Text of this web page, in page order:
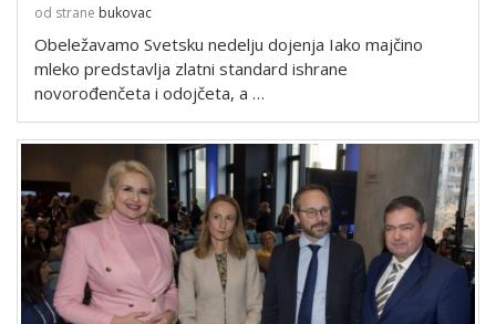
od strane bukovac
Obeležavamo Svetsku nedelju dojenja Iako majčino
mleko predstavlja zlatni standard ishrane
novorođenčeta i odojčeta, a …